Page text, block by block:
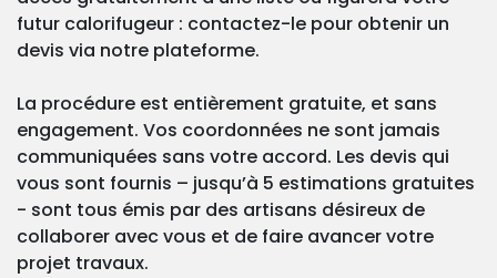
futur calorifugeur : contactez-le pour obtenir un
devis via notre plateforme.
La procédure est entièrement gratuite, et sans
engagement. Vos coordonnées ne sont jamais
communiquées sans votre accord. Les devis qui
vous sont fournis – jusqu’à 5 estimations gratuites
- sont tous émis par des artisans désireux de
collaborer avec vous et de faire avancer votre
projet travaux.